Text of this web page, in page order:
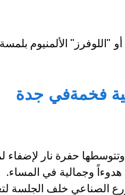
الألمنيوم
فخمةفي جدة
حفرة نار لإضفاء
الصناعي خلف الجلسة